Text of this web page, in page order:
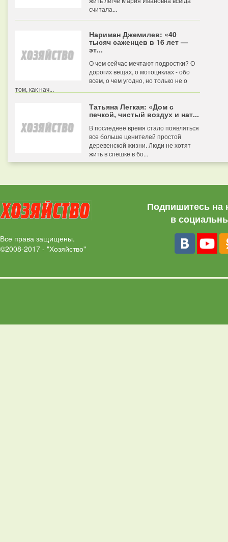
считала...
Нариман Джемилев: «40
тысяч саженцев в 16 лет —
эт...
О чем сейчас мечтают подростки? О
дорогих вещах, о мотоциклах - обо
всем, о чем угодно, но только не о
том, как нач...
Татьяна Легкая: «Дом с
печкой, чистый воздух и нат...
В последнее время стало появляться
все больше ценителей простой
деревенской жизни. Люди не хотят
жить в спешке в бо...
Все права защищены.
©2008-2017 - "Хозяйство"
Подпишитесь на
в